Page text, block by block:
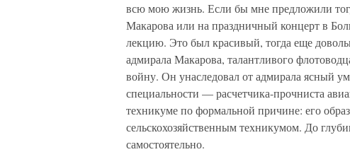
всю мою жизнь. Если бы мне предложили
Макарова или на праздничный концерт в
лекцию. Это был красивый, тогда еще
адмирала Макарова, талантливого
войну. Он унаследовал от адмирала ясный
специальности — расчетчика-прочниста
техникуме по формальной причине: его
сельскохозяйственным техникумом. До
самостоятельно.